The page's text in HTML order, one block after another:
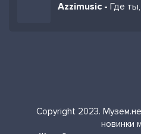
Azzimusic - Где
Copyright 2023.
новинки